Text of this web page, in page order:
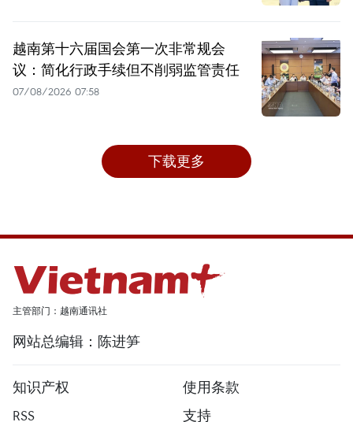
越南第十六届国会第一次非常规会
议：简化行政手续但不削弱监管责任
07/08/2026 07:58
下载更多
主管部门：越南通讯社
网站总编辑：陈进笋
知识产权
使用条款
RSS
支持